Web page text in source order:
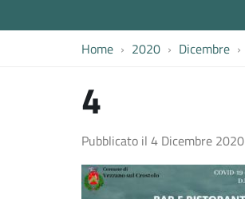
Home 2020 Dicembre
4
Pubblicato il 4 Dicembre 2020